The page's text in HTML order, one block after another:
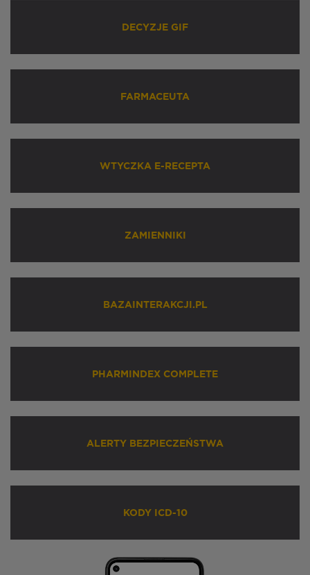
DECYZJE GIF
FARMACEUTA
WTYCZKA E-RECEPTA
ZAMIENNIKI
BAZAINTERAKCJI.PL
PHARMINDEX COMPLETE
ALERTY BEZPIECZEŃSTWA
KODY ICD-10